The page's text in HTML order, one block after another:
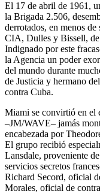
El 17 de abril de 1961,
la Brigada 2.506,
derrotados, en menos
CIA, Dulles y Bissell,
Indignado por este
la Agencia un poder
del mundo durante
de Justicia y hermano
contra Cuba.
Miami se convirtió en el
–JM/WAVE– jamás
encabezada por
El grupo recibió
Lansdale, proveniente
servicios secretos
Richard Secord, oficial
Morales, oficial de